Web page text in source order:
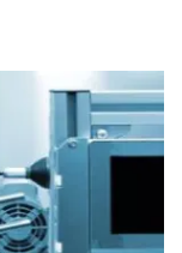
và chủ trì Hội thi.